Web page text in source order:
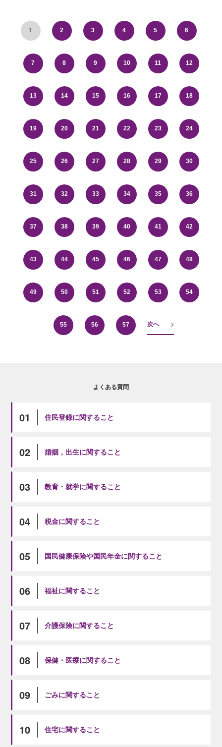
1 2 3 4 5 6
7 8 9 10 11 12
13 14 15 16 17 18
19 20 21 22 23 24
25 26 27 28 29 30
31 32 33 34 35 36
37 38 39 40 41 42
43 44 45 46 47 48
49 50 51 52 53 54
55 56 57 次へ
よくある質問
01 住民登録に関すること
02 婚姻，出生に関すること
03 教育・就学に関すること
04 税金に関すること
05 国民健康保険や国民年金に関すること
06 福祉に関すること
07 介護保険に関すること
08 保健・医療に関すること
09 ごみに関すること
10 住宅に関すること